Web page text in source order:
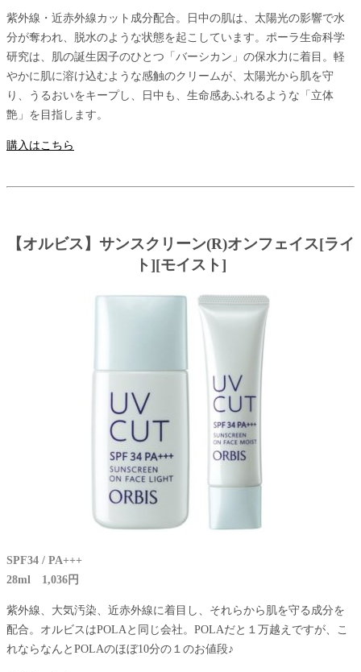
紫外線・近赤外線カット成分配合。日中の肌は、太陽光の影響で水
分が奪われ、脱水のような状態を起こしています。ポーラ生命科学
研究は、肌の誕生因子のひとつ「バーシカン」の保水力に着目。軽
やかに肌に溶け込むような感触のクリームが、太陽光から肌を守
り、うるおいをキープし、日中も、生命感あふれるような「立体
艶」を目指します。
購入はこちら
【オルビス】サンスクリーン(R)オンフェイス[ライ
ト][モイスト]
SPF34 / PA+++
28ml 1,036円
紫外線、大気汚染、近赤外線に着目し、それらから肌を守る成分を
配合。オルビスはPOLAと同じ会社。POLAだと１万越えですが、こ
れならなんとPOLAのほぼ10分の１のお値段♪